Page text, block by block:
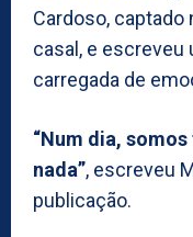
Cardoso,
casal, e escreveu
carregada de
“Num dia,
nada”, escreveu
publicação.